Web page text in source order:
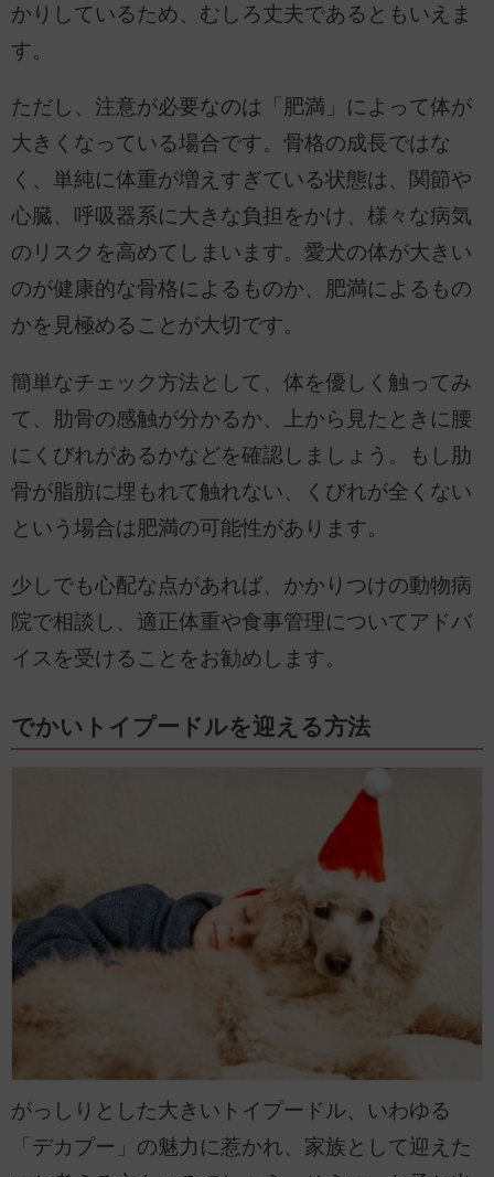
かりしているため、むしろ丈夫であるともいえま
す。
ただし、注意が必要なのは「肥満」によって体が
大きくなっている場合です。骨格の成長ではな
く、単純に体重が増えすぎている状態は、関節や
心臓、呼吸器系に大きな負担をかけ、様々な病気
のリスクを高めてしまいます。愛犬の体が大きい
のが健康的な骨格によるものか、肥満によるもの
かを見極めることが大切です。
簡単なチェック方法として、体を優しく触ってみ
て、肋骨の感触が分かるか、上から見たときに腰
にくびれがあるかなどを確認しましょう。もし肋
骨が脂肪に埋もれて触れない、くびれが全くない
という場合は肥満の可能性があります。
少しでも心配な点があれば、かかりつけの動物病
院で相談し、適正体重や食事管理についてアドバ
イスを受けることをお勧めします。
でかいトイプードルを迎える方法
がっしりとした大きいトイプードル、いわゆる
「デカプー」の魅力に惹かれ、家族として迎えた